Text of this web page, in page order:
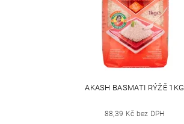
AKASH BASMATI RÝŽĚ 1KG
88,39 Kč bez DPH